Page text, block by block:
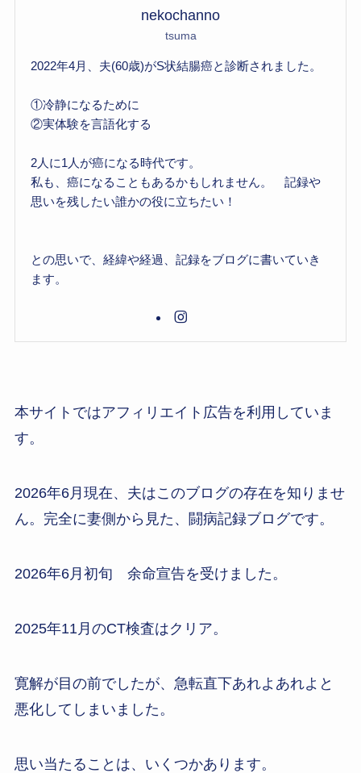
nekochanno
tsuma
2022年4月、夫(60歳)がS状結腸癌と診断されました。
①冷静になるために
②実体験を言語化する
2人に1人が癌になる時代です。
私も、癌になることもあるかもしれません。 記録や
思いを残したい誰かの役に立ちたい！
との思いで、経緯や経過、記録をブログに書いていき
ます。
本サイトではアフィリエイト広告を利用していま
す。
2026年6月現在、夫はこのブログの存在を知りませ
ん。完全に妻側から見た、闘病記録ブログです。
2026年6月初旬 余命宣告を受けました。
2025年11月のCT検査はクリア。
寛解が目の前でしたが、急転直下あれよあれよと
悪化してしまいました。
思い当たることは、いくつかあります。